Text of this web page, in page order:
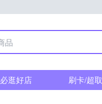
必逛好店 刷卡/超取